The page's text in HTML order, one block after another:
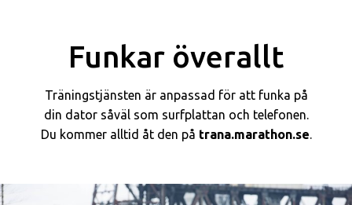
Funkar överallt
Träningstjänsten är anpassad för att funka på
din dator såväl som surfplattan och telefonen.
Du kommer alltid åt den på trana.marathon.se.